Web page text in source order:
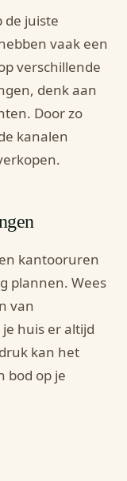
de juiste
vaak een
verschillende
denk aan
Door zo
kanalen
kantooruren
plannen. Wees
van
huis er altijd
kan het
bod op je